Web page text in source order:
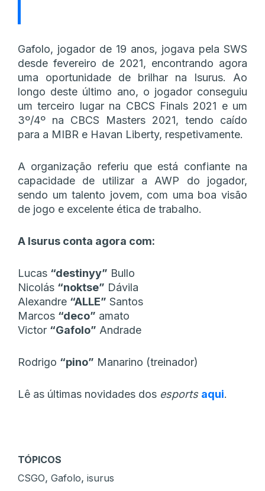
Gafolo, jogador de 19 anos, jogava pela SWS
desde fevereiro de 2021, encontrando agora
uma oportunidade de brilhar na Isurus. Ao
longo deste último ano, o jogador conseguiu
um terceiro lugar na CBCS Finals 2021 e um
3º/4º na CBCS Masters 2021, tendo caído
para a MIBR e Havan Liberty, respetivamente.
A organização referiu que está confiante na
capacidade de utilizar a AWP do jogador,
sendo um talento jovem, com uma boa visão
de jogo e excelente ética de trabalho.
A Isurus conta agora com:
Lucas “destinyy” Bullo
Nicolás “noktse” Dávila
Alexandre “ALLE” Santos
Marcos “deco” amato
Victor “Gafolo” Andrade
Rodrigo “pino” Manarino (treinador)
Lê as últimas novidades dos esports aqui.
TÓPICOS
CSGO, Gafolo, isurus